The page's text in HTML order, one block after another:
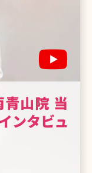
青山院 当
ンタビュ